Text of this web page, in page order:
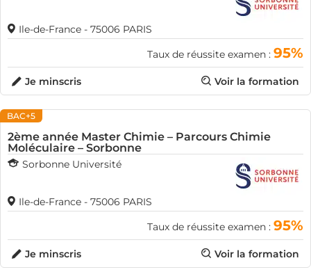
Ile-de-France - 75006 PARIS
Taux de réussite examen : 95%
Voir la formation
Je minscris
BAC+5
2ème année Master Chimie – Parcours Chimie
Moléculaire – Sorbonne
Sorbonne Université
Ile-de-France - 75006 PARIS
Taux de réussite examen : 95%
Voir la formation
Je minscris